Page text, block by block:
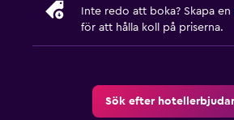
Fitnessklasser
Träningslokal
Parkering och transport
Inte redo att boka? Skapa en
för att hålla koll på priserna.
Sök efter